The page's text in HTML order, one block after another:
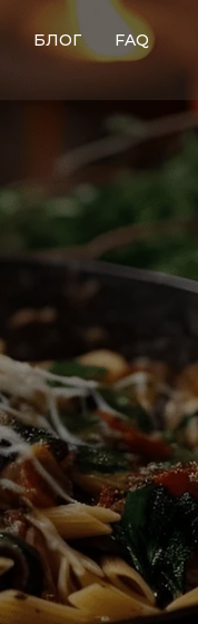
БЛОГ
FAQ